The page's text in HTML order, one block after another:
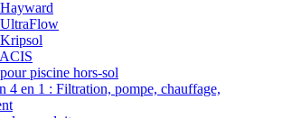
piscine hors-sol
4 en 1 : Filtration, pompe, chauffage,